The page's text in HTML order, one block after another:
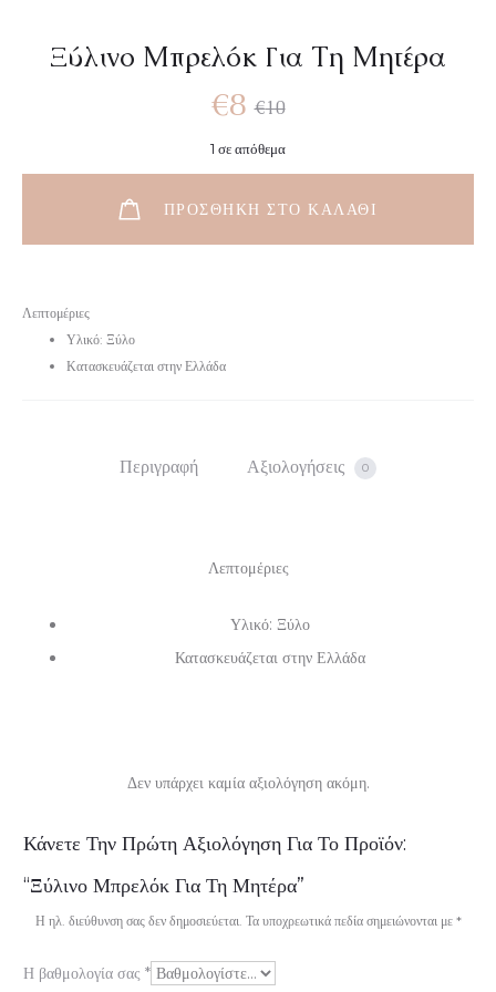
Ξύλινο Μπρελόκ Για Τη Μητέρα
Λεπτομέριες
Υλικό: Ξύλο
Κατασκευάζεται στην Ελλάδα
€10
€8
1 σε απόθεμα
ΠΡΟΣΘΉΚΗ ΣΤΟ ΚΑΛΆΘΙ
Περιγραφή Αξιολογήσεις 0
Λεπτομέριες
Υλικό: Ξύλο
Κατασκευάζεται στην Ελλάδα
Α
ξ
ο
Δεν υπάρχει καμία αξιολόγηση ακόμη.
Κάνετε Την Πρώτη Αξιολόγηση Για Το Προϊόν:
“Ξύλινο Μπρελόκ Για Τη Μητέρα”
Η ηλ. διεύθυνση σας δεν δημοσιεύεται. Τα υποχρεωτικά πεδία σημειώνονται με *
Η βαθμολογία σας *